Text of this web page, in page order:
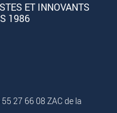
ET INNOVANTS
1986
27 66 08 ZAC de la